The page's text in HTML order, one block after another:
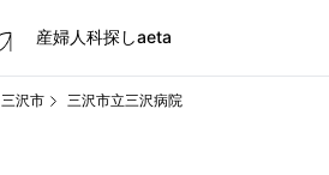
産婦人科探しaeta
三沢市 三沢市立三沢病院